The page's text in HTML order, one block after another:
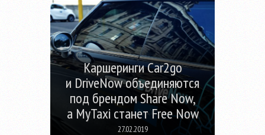
Каршеринги Car2go
и DriveNow объединяются
под брендом Share Now,
а MyTaxi станет Free Now
27.02.2019